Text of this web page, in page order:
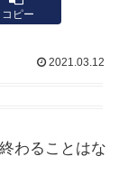
コピー
2021.03.12
わることはな